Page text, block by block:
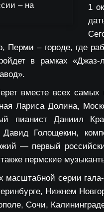
1
Перми – городе, где
в рамках
вместе всех
Лариса Долина,
пианист Даниил
Давид Голощекин,
— первый
пермские
масштабной серии
Нижнем
Сочи,